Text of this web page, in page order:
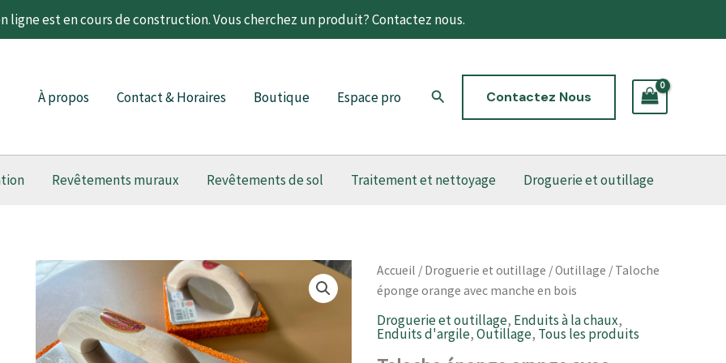
ligne est en cours de construction. Vous cherchez un produit? Contactez nous.
À propos Contact & Horaires Boutique Espace pro RechercherContactez Nous
Revêtements muraux Revêtements de sol Traitement et nettoyage Droguerie et outillage
Accueil / Droguerie et outillage /Outillage / Taloche
éponge orange avec manche en bois
Droguerie et outillage, Enduits à la chaux,
Enduits d'argile,Outillage, Tous les produits
Plage
de
prix :
quantité
de
Taloche
éponge
orange